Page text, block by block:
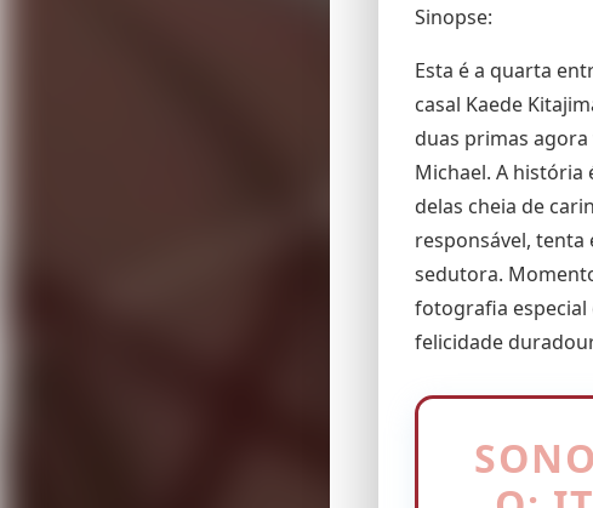
Sinopse:
Esta é a quarta
casal Kaede
duas primas
Michael. A
delas cheia de
responsável, tenta
sedutora.
fotografia especial
felicidade